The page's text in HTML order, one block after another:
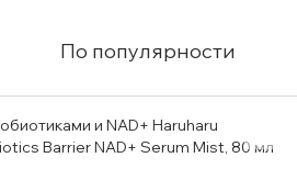
По популярности